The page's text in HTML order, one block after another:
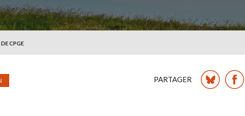
DE CPGE
PARTAGER